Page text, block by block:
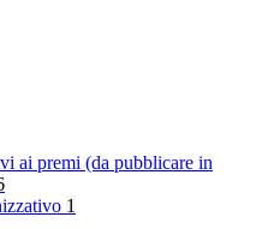
ai premi (da pubblicare in
1